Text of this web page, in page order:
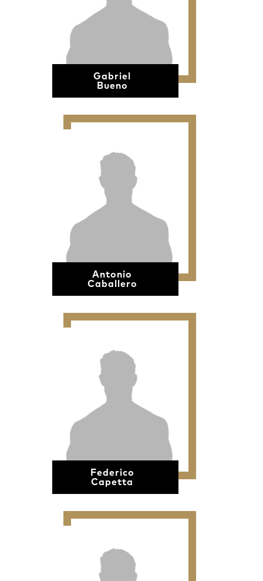
Gabriel
Bueno
Antonio
Caballero
Federico
Capetta